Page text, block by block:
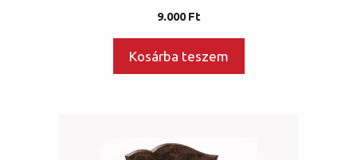
9.000Ft
Kosárba teszem